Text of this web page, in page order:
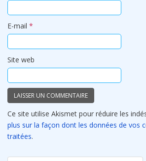
E-mail *
Site web
Ce site utilise Akismet pour réduire les
plus sur la façon dont les données de vos
traitées.